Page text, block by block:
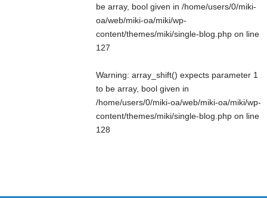
be array, bool given in/home/users/0/miki-
oa/web/miki-oa/miki/wp-
content/themes/miki/single-blog.php on line
127
Warning: array_shift() expects parameter 1
to be array, bool given in
/home/users/0/miki-oa/web/miki-oa/miki/wp-
content/themes/miki/single-blog.php on line
128